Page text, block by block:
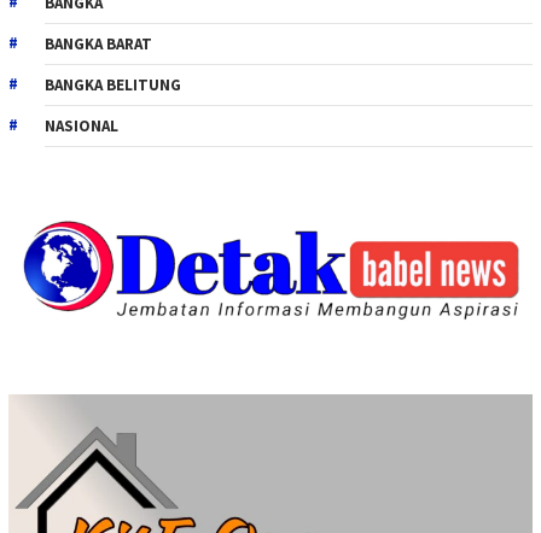
BANGKA BARAT
BANGKA BELITUNG
NASIONAL